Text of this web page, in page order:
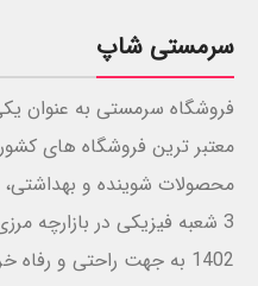
سرمستی شاپ
فروشگاه سرمستی به عنوان
معتبر ترین فروشگاه های
3 شعبه فیزیکی در بازارچه
1402 به جهت راحتی و